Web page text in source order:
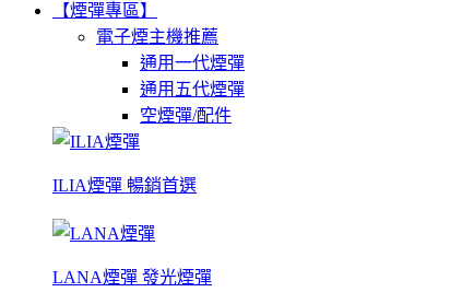
【煙彈專區】
電子煙主機推薦
通用一代煙彈
通用五代煙彈
空煙彈/配件
ILIA煙彈 暢銷首選
LANA煙彈 發光煙彈